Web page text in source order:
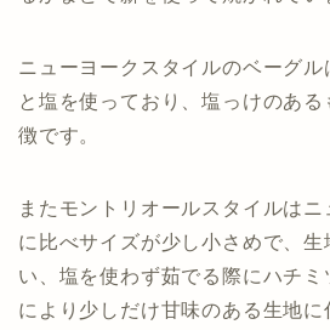
ニューヨークスタイルのベーグ
と塩を使っており、塩っけのあ
徴です。
またモントリオールスタイルは
に比べサイズが少し小さめで、
い、塩を使わず茹でる際にハチ
により少しだけ甘味のある生地に